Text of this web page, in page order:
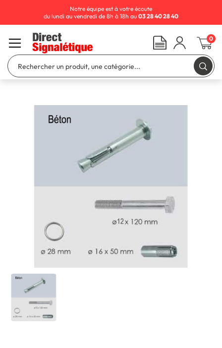
Notre équipe est à votre écoute
du lundi au vendredi de 8h à 18h au 03 28 40 28 40
0